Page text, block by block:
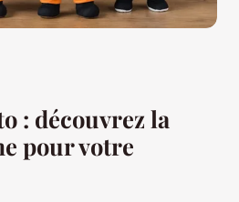
: découvrez la
pour votre